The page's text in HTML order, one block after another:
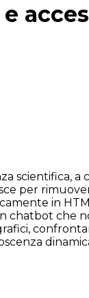
scientifica,
per
in
che